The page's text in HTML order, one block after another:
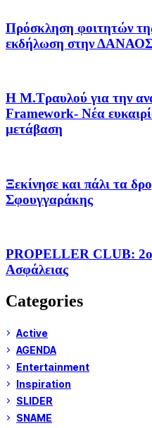
Πρόσκληση φοιτητών
εκδήλωση στην
Η Μ.Τραυλού για την
Framework- Νέα
μετάβαση
Ξεκίνησε και πάλι τα
Σφουγγαράκης
PROPELLER CLUB: 2o
Ασφάλειας
Categories
Active
AGENDA
Entertainment
Inspiration
SLIDER
SNAME